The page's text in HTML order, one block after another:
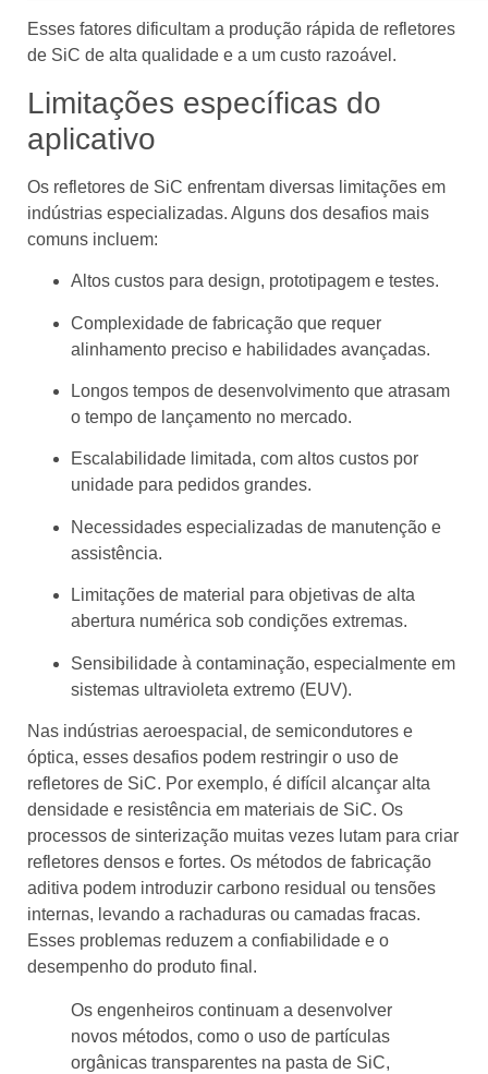
Esses fatores dificultam a produção rápida de refletores
de SiC de alta qualidade e a um custo razoável.
Limitações específicas do
aplicativo
Os refletores de SiC enfrentam diversas limitações em
indústrias especializadas. Alguns dos desafios mais
comuns incluem:
Altos custos para design, prototipagem e testes.
Complexidade de fabricação que requer
alinhamento preciso e habilidades avançadas.
Longos tempos de desenvolvimento que atrasam
o tempo de lançamento no mercado.
Escalabilidade limitada, com altos custos por
unidade para pedidos grandes.
Necessidades especializadas de manutenção e
assistência.
Limitações de material para objetivas de alta
abertura numérica sob condições extremas.
Sensibilidade à contaminação, especialmente em
sistemas ultravioleta extremo (EUV).
Nas indústrias aeroespacial, de semicondutores e
óptica, esses desafios podem restringir o uso de
refletores de SiC. Por exemplo, é difícil alcançar alta
densidade e resistência em materiais de SiC. Os
processos de sinterização muitas vezes lutam para criar
refletores densos e fortes. Os métodos de fabricação
aditiva podem introduzir carbono residual ou tensões
internas, levando a rachaduras ou camadas fracas.
Esses problemas reduzem a confiabilidade e o
desempenho do produto final.
Os engenheiros continuam a desenvolver
novos métodos, como o uso de partículas
orgânicas transparentes na pasta de SiC,